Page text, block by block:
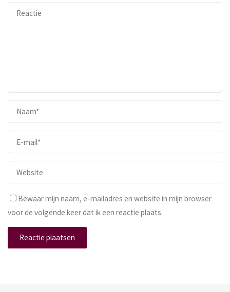
Bewaar mijn naam, e-mailadres en website in mijn browser
voor de volgende keer dat ik een reactie plaats.